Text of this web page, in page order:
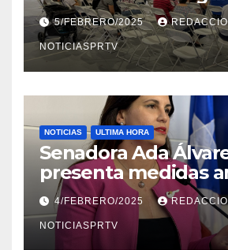
Reparto
5/FEBRERO/2025
NOTICIASPRTV
NOTICIAS ULTIMA HORA
Senadora Ada
presenta medidas
violencia en el
4/FEBRERO/2025
NOTICIASPRTV